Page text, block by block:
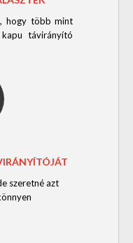
hogy több mint
távirányító
szeretné azt